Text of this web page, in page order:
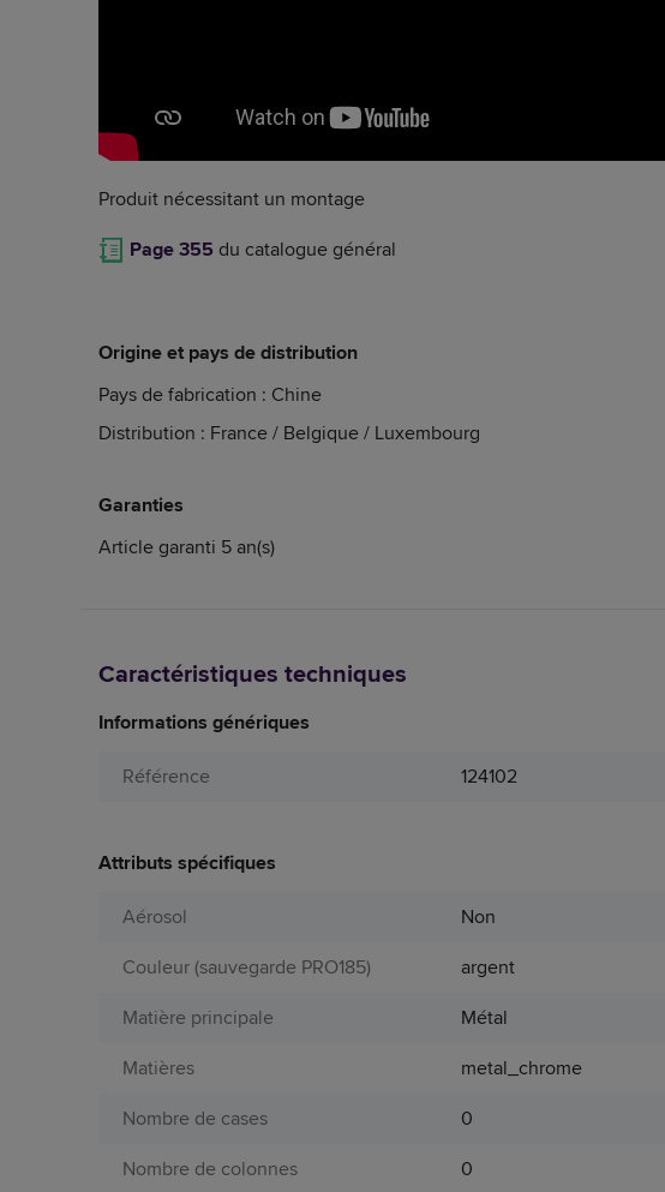
Produit nécessitant un montage
Page 355 du catalogue général
Origine et pays de distribution
Pays de fabrication : Chine
Distribution : France / Belgique / Luxembourg
Garanties
Article garanti 5 an(s)
Caractéristiques techniques
Informations génériques
Référence
124102
Attributs spécifiques
Aérosol
Non
Couleur (sauvegarde PRO185)
argent
Matière principale
Métal
Matières
metal_chrome
Nombre de cases
0
Nombre de colonnes
0